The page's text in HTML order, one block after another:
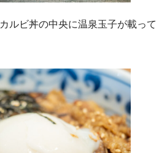
ルビ丼の中央に温泉玉子が載って